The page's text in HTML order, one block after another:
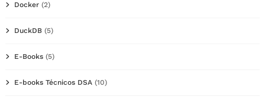
Docker (2)
DuckDB (5)
E-Books (5)
E-books Técnicos DSA (10)